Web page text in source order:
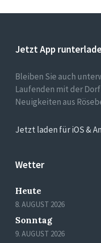
Jetzt App
Bleiben Sie auch
Laufenden mit der
Neuigkeiten aus
Jetzt laden für iOS &
Wetter
Heute
8. AUGUST 2026
Sonntag
9. AUGUST 2026